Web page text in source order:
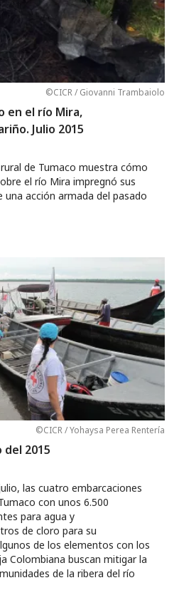
©CICR / Giovanni Trambaiolo
en el río Mira,
Julio 2015
de Tumaco muestra cómo
el río Mira impregnó sus
una acción armada del pasado
©CICR / Yohaysa Perea Rentería
del 2015
las cuatro embarcaciones
con unos 6.500
para agua y
de cloro para su
de los elementos con los
Colombiana buscan mitigar la
de la ribera del río